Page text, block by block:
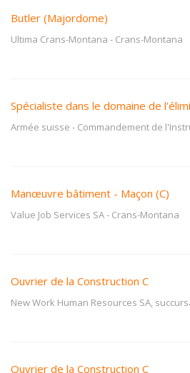
Butler (Majordome)
Ultima Crans-Montana - Crans-Montana
Spécialiste dans le domaine de
Armée suisse - Commandement de
Manœuvre bâtiment - Maçon (C)
Value Job Services SA- Crans-Montana
Ouvrier de la Construction C
New Work Human Resources SA,
Ouvrier de la Construction C